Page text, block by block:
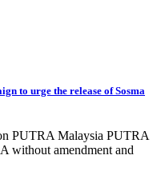
to urge the release of Sosma
PUTRA Malaysia PUTRA
without amendment and